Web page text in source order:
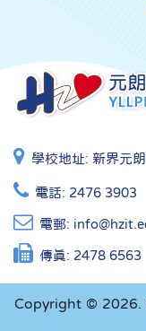
學校地址: 新界元
電話: 2476 3903
電郵:
傳真: 2478 6563
Copyright © 2026.